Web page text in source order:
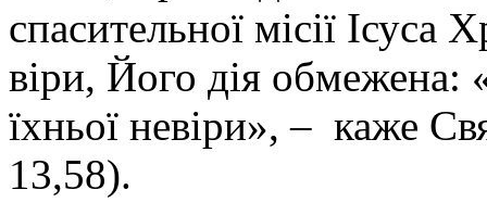
спасительної місії Ісуса
віри, Його дія обмежена:
їхньої невіри», – каже
13,58).